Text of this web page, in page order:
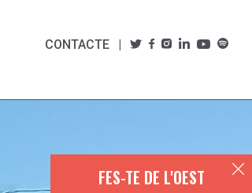
CONTACTE
FES-TE DE L'OEST